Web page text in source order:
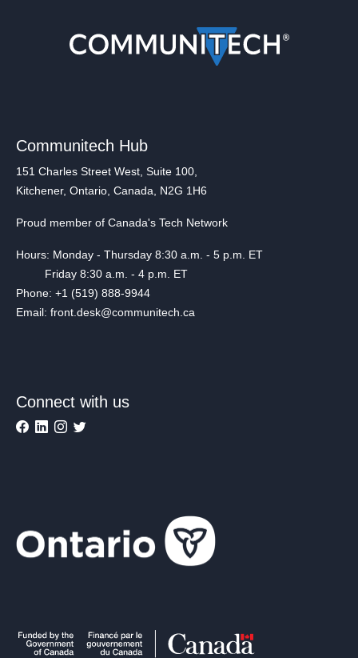
Communitech Hub
151 Charles Street West, Suite 100,
Kitchener, Ontario, Canada, N2G 1H6
Proud member of Canada's Tech Network
Hours: Monday - Thursday 8:30 a.m. - 5 p.m. ET
Friday 8:30 a.m. - 4 p.m. ET
Phone: +1 (519) 888-9944
Email: front.desk@communitech.ca
Connect with us